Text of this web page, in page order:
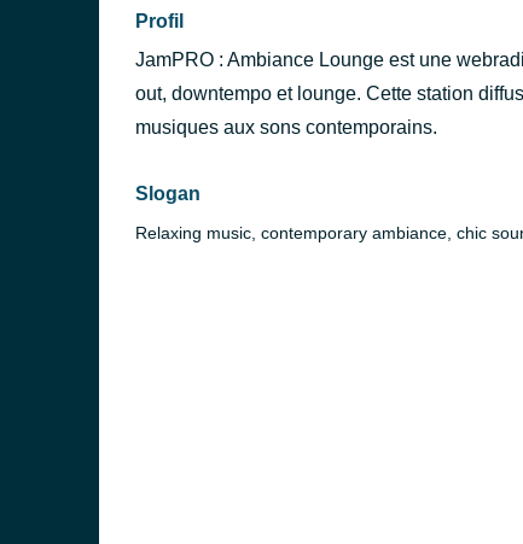
Profil
JamPRO : Ambiance Lounge est une
out, downtempo et lounge. Cette station
musiques aux sons contemporains.
Slogan
Relaxing music, contemporary ambiance, chic